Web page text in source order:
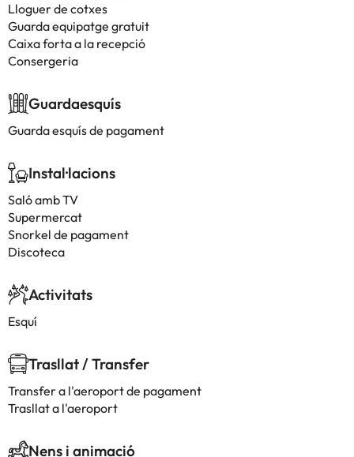
Lloguer de cotxes
Guarda equipatge gratuit
Caixa forta a la recepció
Consergeria
Guardaesquís
Guarda esquís de pagament
Instal·lacions
Saló amb TV
Supermercat
Snorkel de pagament
Discoteca
Activitats
Esquí
Trasllat / Transfer
Transfer a l'aeroport de pagament
Trasllat a l'aeroport
Nens i animació